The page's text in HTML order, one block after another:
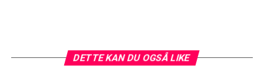
DETTE KAN DU OGSÅ LIKE